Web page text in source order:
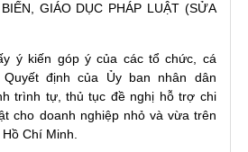
GIÁO DỤC PHÁP LUẬT (SỬA
ý kiến góp ý của các tổ chức, cá
định của Ủy ban nhân dân
trình tự, thủ tục đề nghị hỗ trợ chi
cho doanh nghiệp nhỏ và vừa trên
Chí Minh.